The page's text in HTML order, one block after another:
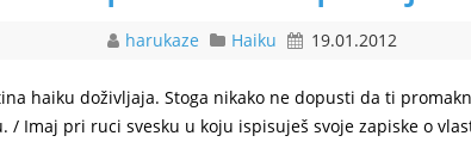
harukaze Haiku 19.01.2012
haiku doživljaja. Stoga nikako ne dopusti da ti
Imaj pri ruci svesku u koju ispisuješ svoje zapiske o